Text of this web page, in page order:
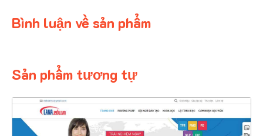
Bình luận về sản phẩm
Sản phẩm tương tự